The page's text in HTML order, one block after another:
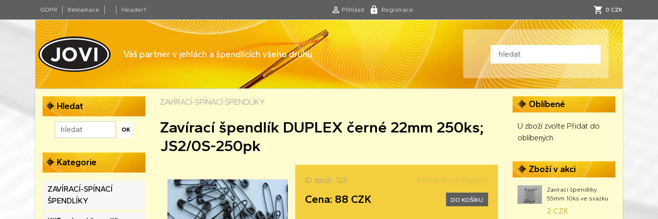
GDPR Reklamace . Header1 Přihlásit Registrace 0 CZK
Váš partner v jehlách a špendlících všeho druhu
Hledat
Kategorie
ZAVÍRACÍ-SPÍNACÍ
ŠPENDLÍKY
ZAVÍRACÍ-SPÍNACÍ ŠPENDLÍKY
Zavírací špendlík DUPLEX černé 22mm 250ks;
JS2/0S-250pk
ID zboží: 123 Přidat do oblíbených
Cena: 88 CZK DO KOŠÍKU
Oblíbené
U zboží zvolte Přidat do
oblíbených.
Zboží v akci
Zavírací špendlíky
55mm 10ks ve svazku
2 CZK